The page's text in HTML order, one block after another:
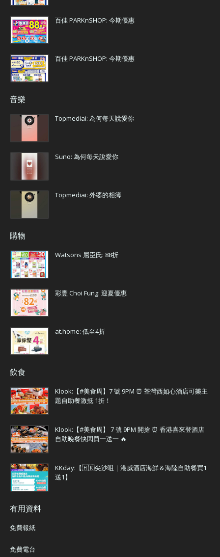
百佳 PARKnSHOP: 今期優惠
百佳 PARKnSHOP: 今期優惠
音樂
Topmediai: 為何每天說愛你
Suno: 為何每天說愛你
Topmediai: 外婆的相簿
購物
Watsons 屈臣氏: 88折
彩豐 Choi Fung: 迎夏優惠
at.home: 低至4折
飲食
Klook:【#美食周】7 號 9PM ⏰ 荃灣西如心酒店可樂主
題自助餐激抵 1折！
Klook:【#美食周】 7 號 9PM 開搶 ⏰ 香港喜來登酒店
自助晚餐快閃買一送一 🔥
KKday:【🇭🇰尖沙咀｜港威酒店海鮮＆海陸自助餐買1
送1】
有用資料
免費報紙
免費電台